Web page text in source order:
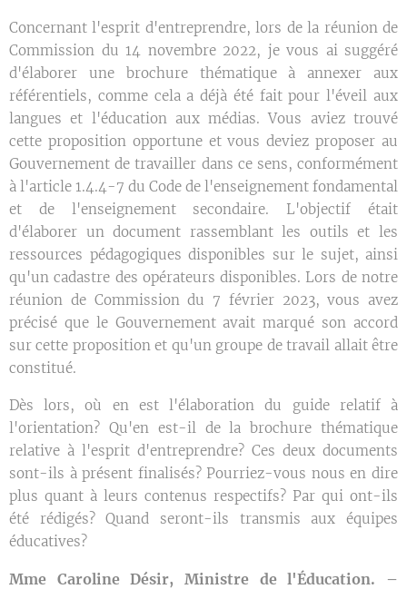
Concernant l'esprit d'entreprendre, lors de la réunion de
Commission du 14 novembre 2022, je vous ai suggéré
d'élaborer une brochure thématique à annexer aux
référentiels, comme cela a déjà été fait pour l'éveil aux
langues et l'éducation aux médias. Vous aviez trouvé
cette proposition opportune et vous deviez proposer au
Gouvernement de travailler dans ce sens, conformément
à l'article 1.4.4-7 du Code de l'enseignement fondamental
et de l'enseignement secondaire. L'objectif était
d'élaborer un document rassemblant les outils et les
ressources pédagogiques disponibles sur le sujet, ainsi
qu'un cadastre des opérateurs disponibles. Lors de notre
réunion de Commission du 7 février 2023, vous avez
précisé que le Gouvernement avait marqué son accord
sur cette proposition et qu'un groupe de travail allait être
constitué.
Dès lors, où en est l'élaboration du guide relatif à
l'orientation? Qu'en est-il de la brochure thématique
relative à l'esprit d'entreprendre? Ces deux documents
sont-ils à présent finalisés? Pourriez-vous nous en dire
plus quant à leurs contenus respectifs? Par qui ont-ils
été rédigés? Quand seront-ils transmis aux équipes
éducatives?
Mme Caroline Désir, Ministre de l'Éducation. –